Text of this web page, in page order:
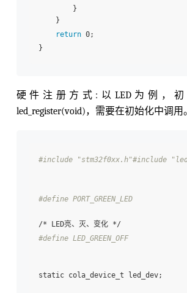
}
}
return 0;
硬件注册方式:以LED为例，初
led_register(void)，需要在初始化中调用。
#include "stm32f0xx.h"#include
#define PORT_GREEN_LED
/* LED亮、灭、变化 */
#define LED_GREEN_OFF
static cola_device_t led_dev;